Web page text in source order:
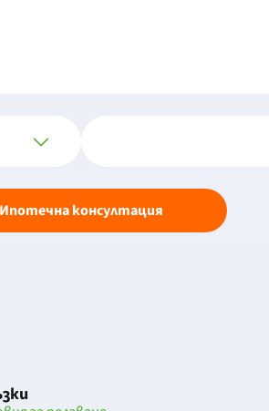
Ипотечна консултация